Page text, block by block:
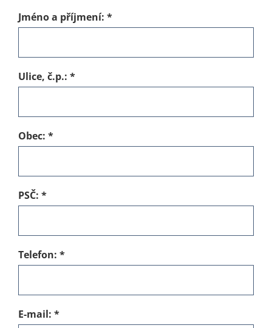
Jméno a příjmení: *
Ulice, č.p.: *
Obec: *
PSČ: *
Telefon: *
E-mail: *